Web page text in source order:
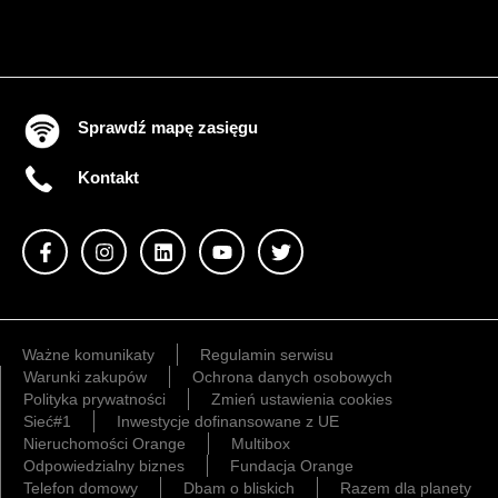
Sprawdź mapę zasięgu
Kontakt
Ważne komunikaty
Regulamin serwisu
Warunki zakupów
Ochrona danych osobowych
Polityka prywatności
Zmień ustawienia cookies
Sieć#1
Inwestycje dofinansowane z UE
Nieruchomości Orange
Multibox
Odpowiedzialny biznes
Fundacja Orange
Telefon domowy
Dbam o bliskich Razem dla planety